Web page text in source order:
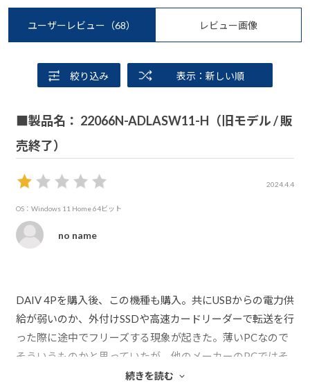
ユーザーレビュー （68） レビュー画像
絞り込み 表示：新しい順
■製品名： 22066N-ADLASW11-H（旧モデル / 販
売終了）
2024.4.4
OS：Windows 11 Home 64ビット
no name
DAIV 4Pを購入後、この機種も購入。共にUSBからの電力供
給が弱いのか、外付けSSDや高速カードリーダーで転送を行
った際に途中でフリーズする現象が起きた。薄いPCなので
そういうものかと思っていたが、他のメーカーのPCではそ
ういった現象が起きなかったため、購入から2年経っていた
続きを読む